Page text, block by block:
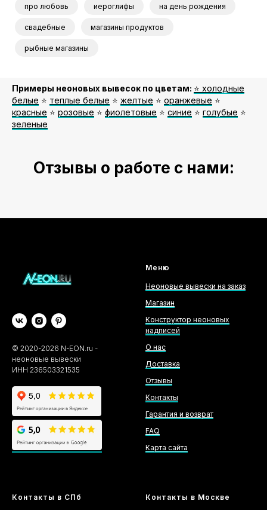
про любовь иероглифы на день рождения
свадебные магазины продуктов
рыбные магазины
Примеры неоновых вывесок по цветам: ⭐️ холодные
белые ⭐️ теплые белые ⭐️ желтые ⭐️ оранжевые ⭐️
красные ⭐️ розовые ⭐️ фиолетовые ⭐️ синие ⭐️ голубые ⭐️
зеленые
Отзывы о работе с нами:
© 2020-2026 N-EON.ru -
неоновые вывески
ИНН 236503321535
Меню
Неоновые вывески на заказ
Магазин
Конструктор неоновых
надписей
О нас
Доставка
Отзывы
Контакты
Гарантия и возврат
FAQ
Карта сайта
Контакты в СПб Контакты в Москве